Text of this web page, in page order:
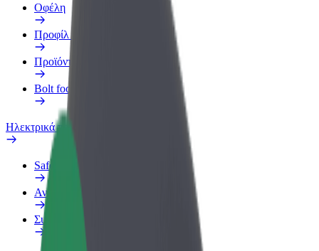
Οφέλη
Προφίλ Εργασίας
Προϊόντα
Bolt food για επιχειρήσεις
Ηλεκτρικά ποδήλατα
Safety Lab
Αναφορά προβλήματος
Συχνές Ερωτήσεις